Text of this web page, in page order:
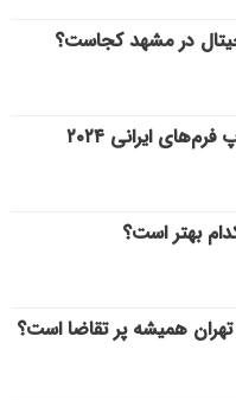
در مشهد کجاست؟
ایرانی ۲۰۲۴
بهتر است؟
همیشه پر تقاضا است؟